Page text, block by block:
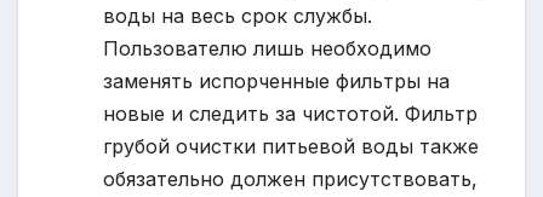
воды на весь срок службы.
Пользователю лишь необходимо
заменять испорченные фильтры на
новые и следить за чистотой. Фильтр
грубой очистки питьевой воды также
обязательно должен присутствовать,